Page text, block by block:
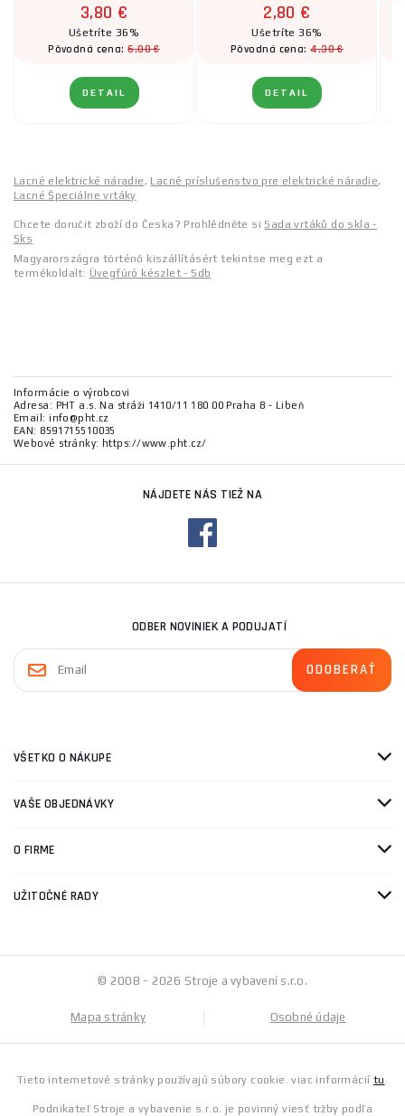
3,80 €
Ušetríte 36%
Pôvodná cena:6,00 €
DETAIL
2,80 €
Ušetríte 36%
Pôvodná cena:4,30 €
DETAIL
Lacné elektrické náradie, Lacné príslušenstvo pre elektrické náradie,
Lacné Špeciálne vrtáky
Chcete doručit zboží do Česka? Prohlédněte si Sada vrtáků do skla -
5ks
Magyarországra történő kiszállításért tekintse meg ezt a
termékoldalt: Üvegfúró készlet - 5db
Informácie o výrobcovi
Adresa: PHT a.s. Na stráži 1410/11 180 00 Praha 8 - Libeň
Email: info@pht.cz
EAN: 8591715510035
Webové stránky: https://www.pht.cz/
NÁJDETE NÁS TIEŽ NA
ODBER NOVINIEK A PODUJATÍ
VŠETKO O NÁKUPE
VAŠE OBJEDNÁVKY
O FIRME
UŽITOČNÉ RADY
© 2008 - 2026 Stroje a vybavení s.r.o.
Mapa stránky Osobné údaje
Tieto internetové stránky používajú súbory cookie. viac informácií tu .
Podnikateľ Stroje a vybavenie s.r.o. je povinný viesť tržby podľa